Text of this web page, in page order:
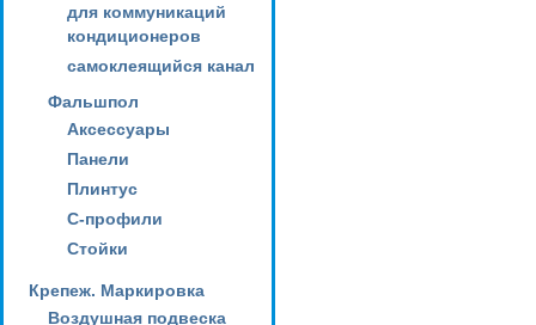
для коммуникаций
кондиционеров
самоклеящийся канал
Фальшпол
Аксессуары
Панели
Плинтус
С-профили
Стойки
Крепеж. Маркировка
Воздушная подвеска